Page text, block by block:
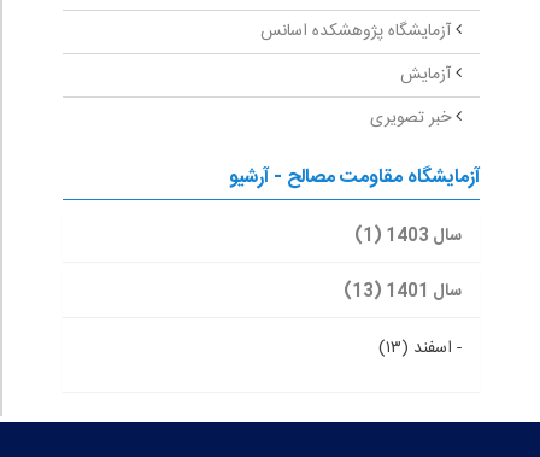
آزمایشگاه پژوهشکده اسانس
آزمایش
خبر تصویری
آزمایشگاه مقاومت مصالح - آرشیو
سال 1403 (1)
سال 1401 (13)
- اسفند (۱۳)